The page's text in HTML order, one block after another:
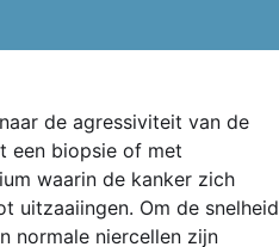
de agressiviteit van de
een biopsie of met
waarin de kanker zich
uitzaaiingen. Om de snelheid
normale niercellen zijn